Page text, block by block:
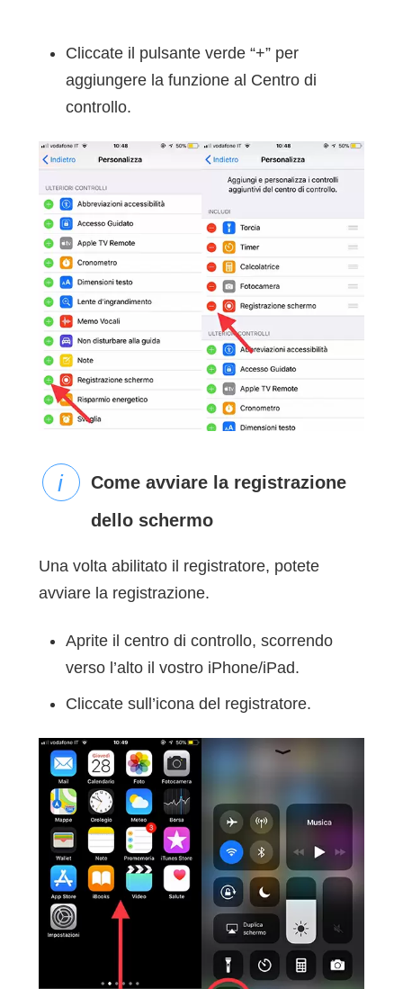
Cliccate il pulsante verde “+” per
aggiungere la funzione al Centro di
controllo.
Come avviare la registrazione
dello schermo
Una volta abilitato il registratore, potete
avviare la registrazione.
Aprite il centro di controllo, scorrendo
verso l’alto il vostro iPhone/iPad.
Cliccate sull’icona del registratore.